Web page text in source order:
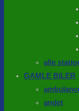
alle
GAMLE BILER
andet